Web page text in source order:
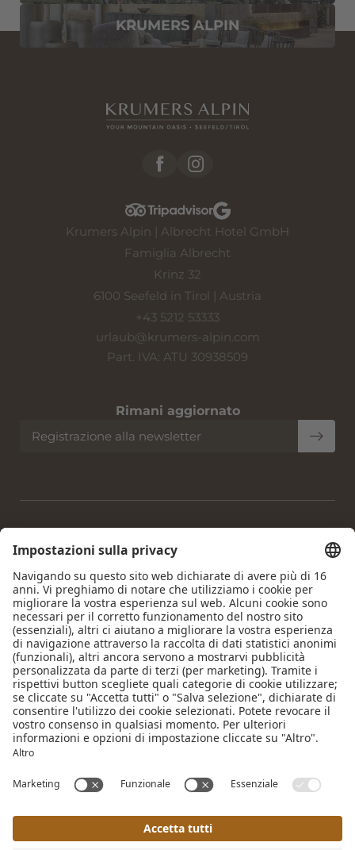
KRUMERS ALPIN
Krumers Alpin | Albrecht Hotel GmbH
Famiglia Albrecht
Krinz 32
6100 Seefeld in Tirol | Austria
+43 5212 53333
urlaub@krumers-alpin. com
Part. IVA: ATU 30938509
Rimani aggiornato
Registrazione alla newsletter
Home|Note legali Privacy policy
|
Albrecht Hotel GmbH
Pagine interessanti:
Hotel Seefeld| Family Hotel Seefeld |Hotel Seefeld Mezza
Pensione| Hotel per Cani Tirolo|Hotel Wellness Seefeld
Day Spa Seefeld | Vacanze a Seefeld Vacanze a Seefeld